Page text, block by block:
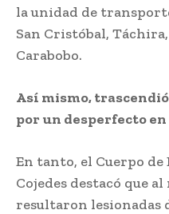
la unidad de
San Cristóbal,
Carabobo.
Así mismo,
por un desperfecto
En tanto, el Cuerpo de
Cojedes destacó que
resultaron lesionadas